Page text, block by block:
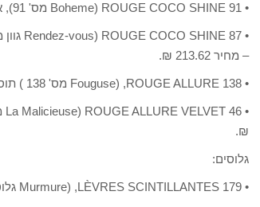
• ROUGE COCO SHINE 91 (Boheme מס' 91), אדום ספוג בזוהר, רענן ומתוחכם על השפתיים – מחיר 213.62 ₪.
– מחיר 213.62 ₪.
• ROUGE ALLURE 138, (Fouguse מס' 138 ) תוסס, ונשי במיוחד, ורוד ללא פשרות. מחיר 233.97 ₪.
₪.
גלוסים:
• LÈVRES SCINTILLANTES 179, (Murmure גלוס בגוון מס' 179) גלוס ורוד סוכריות רך – מחיר 183.10 ₪.